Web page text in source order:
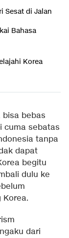
Sesat di Jalan
Bahasa
Korea
bebas
cuma sebatas
tanpa
dapat
begitu
dulu ke
Korea.
dari